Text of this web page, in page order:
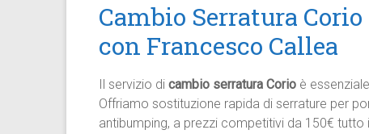
Cambio Serratura Corio
con Francesco Callea
Il servizio di cambio serratura Corio è
Offriamo sostituzione rapida di serrature per
antibumping, a prezzi competitivi da 150€ tutto